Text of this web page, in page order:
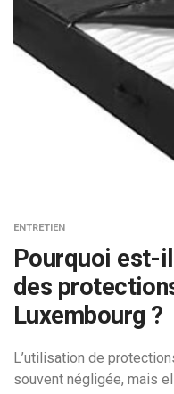
ENTRETIEN
Pourquoi est-
des
Luxembourg ?
L’utilisation de
souvent négligée, mais